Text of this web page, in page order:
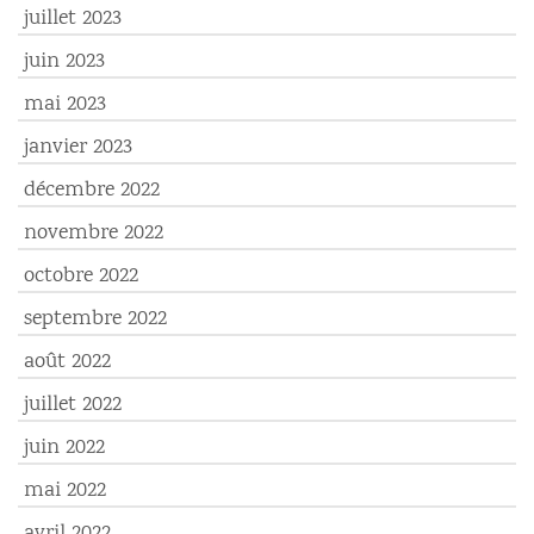
juillet 2023
juin 2023
mai 2023
janvier 2023
décembre 2022
novembre 2022
octobre 2022
septembre 2022
août 2022
juillet 2022
juin 2022
mai 2022